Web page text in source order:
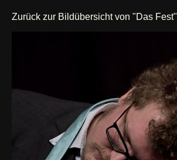
Zurück zur Bildübersicht von "Das Fest"